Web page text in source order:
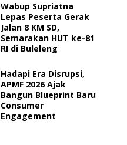
Wabup Supriatna
Lepas Peserta Gerak
Jalan 8 KM SD,
Semarakan HUT ke-81
RI di Buleleng
Hadapi Era Disrupsi,
APMF 2026 Ajak
Bangun Blueprint Baru
Consumer
Engagement